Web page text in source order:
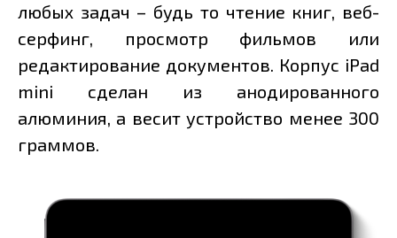
любых задач – будь то чтение книг, веб-
серфинг, просмотр фильмов или
редактирование документов. Корпус iPad
mini сделан из анодированного
алюминия, а весит устройство менее 300
граммов.